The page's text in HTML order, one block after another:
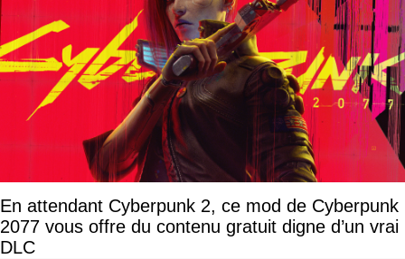
En attendant Cyberpunk 2, ce mod de Cyberpunk
2077 vous offre du contenu gratuit digne d’un vrai
DLC